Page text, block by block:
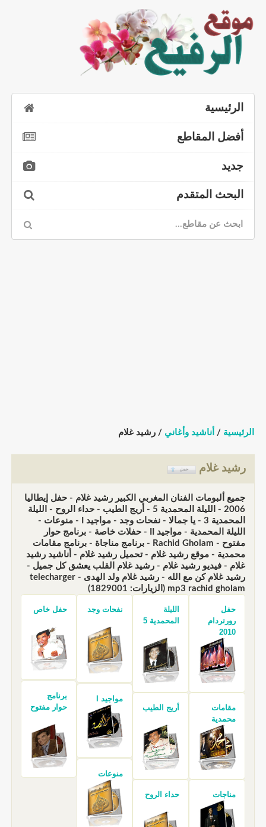
الرئيسية
أفضل المقاطع
جديد
البحث المتقدم
الرئيسية / أناشيد وأغاني / رشيد غلام
رشيد غلام
جميع ألبومات الفنان المغربي الكبير رشيد غلام - حفل إيطاليا
2006 - الليلة المحمدية 5 - أريج الطيب - حداء الروح - الليلة
المحمدية 3 - يا جمالا - نفحات وجد - مواجيد I - منوعات -
الليلة المحمدية - مواجيد II - حفلات خاصة - برنامج حوار
مفتوح - Rachid Gholam - برنامج مناجاة - برنامج مقامات
محمدية - موقع رشيد غلام - تحميل رشيد غلام - أناشيد رشيد
غلام - فيديو رشيد غلام - رشيد غلام القلب يعشق كل جميل -
رشيد غلام كن مع الله - رشيد غلام ولد الهدى - telecharger
mp3 rachid gholam (الزيارات: 1829001)
حفل
رورتردام
2010
مقامات
محمدية
مناجات
الليلة
المحمدية 5
أريج الطيب
حداء الروح
نفحات وجد
مواجيد I
منوعات
حفل خاص
برنامج
حوار مفتوح